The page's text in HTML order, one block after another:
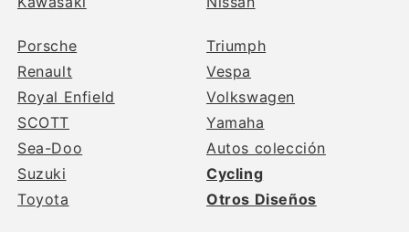
Porsche
Renault
Royal Enfield
SCOTT
Sea-Doo
Suzuki
Toyota
Triumph
Vespa
Volkswagen
Yamaha
Autos colección
Cycling
Otros Diseños